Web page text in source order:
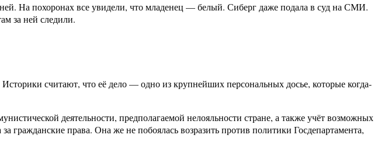
На похоронах все увидели, что младенец — белый. Сиберг даже подала в суд на СМИ.
за ней следили.
считают, что её дело — одно из крупнейших персональных досье, которые когда-
деятельности, предполагаемой нелояльности стране, а также учёт возможных
гражданские права. Она же не побоялась возразить против политики Госдепартамента,